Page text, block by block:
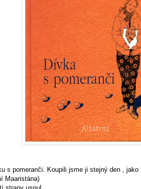
s pomeranči . Koupili jsme ji stejný den ,
Maaristána)